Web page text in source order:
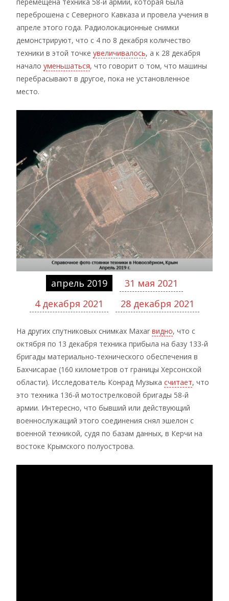
переброшена с Северного Кавказа и провела учения в
апреле этого года. Радиолокационные снимки
демонстрируют, что с 4 по 8 декабря количество
техники в этой точке увеличивалось, а к 28 декабря
начало уменьшаться, что говорит о том, что машины
перебрасывают в другое, пока не установленное
место.
апрель 2019
31 мая 2021
4 декабря 2021
28 декабря 2021
На других спутниковых снимках Maxar видно, что с
октября по 13 декабря техника прибыла на базу 133-й
бригады материально-технического обеспечения в
Бахчисарае (160 километров от границы Херсонской
области). Исследователь Конрад Музыка считает, что
это техника 136-й мотострелковой бригады 58-й
армии. Интересно, что бывший или действующий
военнослужащий этого соединения снял эшелон с
военной техникой, судя по базам данных, в Керчи на
востоке Крымского полуострова.